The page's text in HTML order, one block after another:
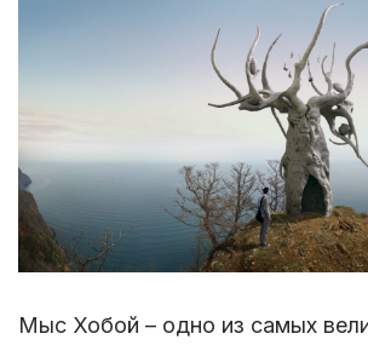
Мыс Хобой – одно из самых